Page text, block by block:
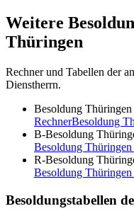
Weitere
Thüringen
Rechner und Tabellen der
Dienstherrn.
Besoldung
RechnerBesoldung
B-Besoldung
Besoldung Thüringen
R-Besoldung
Besoldung Thüringen
Besoldungstabellen